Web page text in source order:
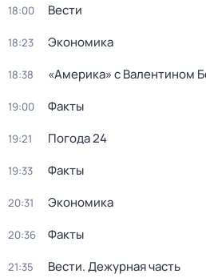
18:00 Вести
18:23 Экономика
18:38 «Америка» с Валентином
19:00 Факты
19:21 Погода 24
19:33 Факты
20:31 Экономика
20:36 Факты
21:35 Вести. Дежурная часть